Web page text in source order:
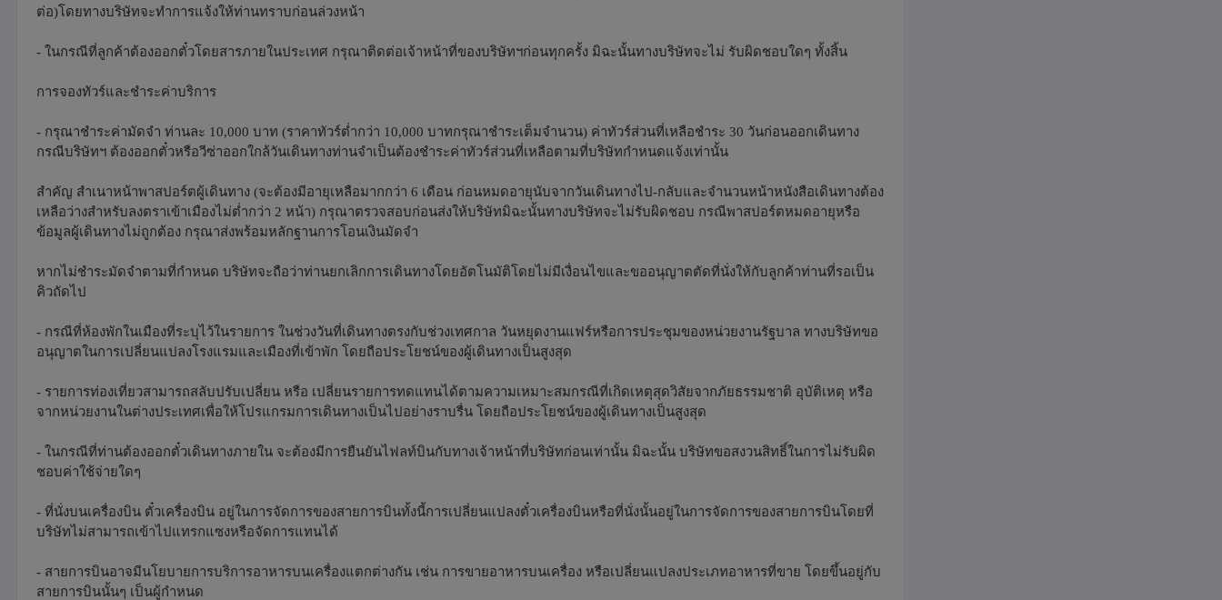
ต่อ)โดยทางบริษัทจะทำการแจ้งให้ท่านทราบก่อนล่วงหน้า
- ในกรณีที่ลูกค้าต้องออกตั๋วโดยสารภายในประเทศ กรุณาติดต่อเจ้าหน้าที่ของบริษัทฯก่อนทุกครั้ง มิฉะนั้นทางบริษัทจะไม่ รับผิดชอบใดๆ ทั้งสิ้น
การจองทัวร์และชำระค่าบริการ
- กรุณาชำระค่ามัดจำ ท่านละ 10,000 บาท (ราคาทัวร์ต่ำกว่า 10,000 บาทกรุณาชำระเต็มจำนวน) ค่าทัวร์ส่วนที่เหลือชำระ 30 วันก่อนออกเดินทาง
กรณีบริษัทฯ ต้องออกตั๋วหรือวีซ่าออกใกล้วันเดินทางท่านจำเป็นต้องชำระค่าทัวร์ส่วนที่เหลือตามที่บริษัทกำหนดแจ้งเท่านั้น
สำคัญ สำเนาหน้าพาสปอร์ตผู้เดินทาง (จะต้องมีอายุเหลือมากกว่า 6 เดือน ก่อนหมดอายุนับจากวันเดินทางไป-กลับและจำนวนหน้าหนังสือเดินทางต้อง
เหลือว่างสำหรับลงตราเข้าเมืองไม่ต่ำกว่า 2 หน้า) กรุณาตรวจสอบก่อนส่งให้บริษัทมิฉะนั้นทางบริษัทจะไม่รับผิดชอบ กรณีพาสปอร์ตหมดอายุหรือ
ข้อมูลผู้เดินทางไม่ถูกต้อง กรุณาส่งพร้อมหลักฐานการโอนเงินมัดจำ
หากไม่ชำระมัดจำตามที่กำหนด บริษัทจะถือว่าท่านยกเลิกการเดินทางโดยอัตโนมัติโดยไม่มีเงื่อนไขและขออนุญาตตัดที่นั่งให้กับลูกค้าท่านที่รอเป็น
คิวถัดไป
- กรณีที่ห้องพักในเมืองที่ระบุไว้ในรายการ ในช่วงวันที่เดินทางตรงกับช่วงเทศกาล วันหยุดงานแฟร์หรือการประชุมของหน่วยงานรัฐบาล ทางบริษัทขอ
อนุญาตในการเปลี่ยนแปลงโรงแรมและเมืองที่เข้าพัก โดยถือประโยชน์ของผู้เดินทางเป็นสูงสุด
- รายการท่องเที่ยวสามารถสลับปรับเปลี่ยน หรือ เปลี่ยนรายการทดแทนได้ตามความเหมาะสมกรณีที่เกิดเหตุสุดวิสัยจากภัยธรรมชาติ อุบัติเหตุ หรือ
จากหน่วยงานในต่างประเทศเพื่อให้โปรแกรมการเดินทางเป็นไปอย่างราบรื่น โดยถือประโยชน์ของผู้เดินทางเป็นสูงสุด
- ในกรณีที่ท่านต้องออกตั๋วเดินทางภายใน จะต้องมีการยืนยันไฟลท์บินกับทางเจ้าหน้าที่บริษัทก่อนเท่านั้น มิฉะนั้น บริษัทขอสงวนสิทธิ์ในการไม่รับผิด
ชอบค่าใช้จ่ายใดๆ
- ที่นั่งบนเครื่องบิน ตั๋วเครื่องบิน อยู่ในการจัดการของสายการบินทั้งนี้การเปลี่ยนแปลงตั๋วเครื่องบินหรือที่นั่งนั้นอยู่ในการจัดการของสายการบินโดยที่
บริษัทไม่สามารถเข้าไปแทรกแซงหรือจัดการแทนได้
- สายการบินอาจมีนโยบายการบริการอาหารบนเครื่องแตกต่างกัน เช่น การขายอาหารบนเครื่อง หรือเปลี่ยนแปลงประเภทอาหารที่ขาย โดยขึ้นอยู่กับ
สายการบินนั้นๆ เป็นผู้กำหนด